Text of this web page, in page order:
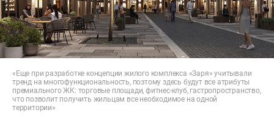
«Еще при разработке концепции жилого комплекса «Заря» учитывали
тренд на многофункциональность, поэтому здесь будут все атрибуты
премиального ЖК: торговые площади, фитнес-клуб, гастропространство,
что позволит получить жильцам все необходимое на одной
территории»